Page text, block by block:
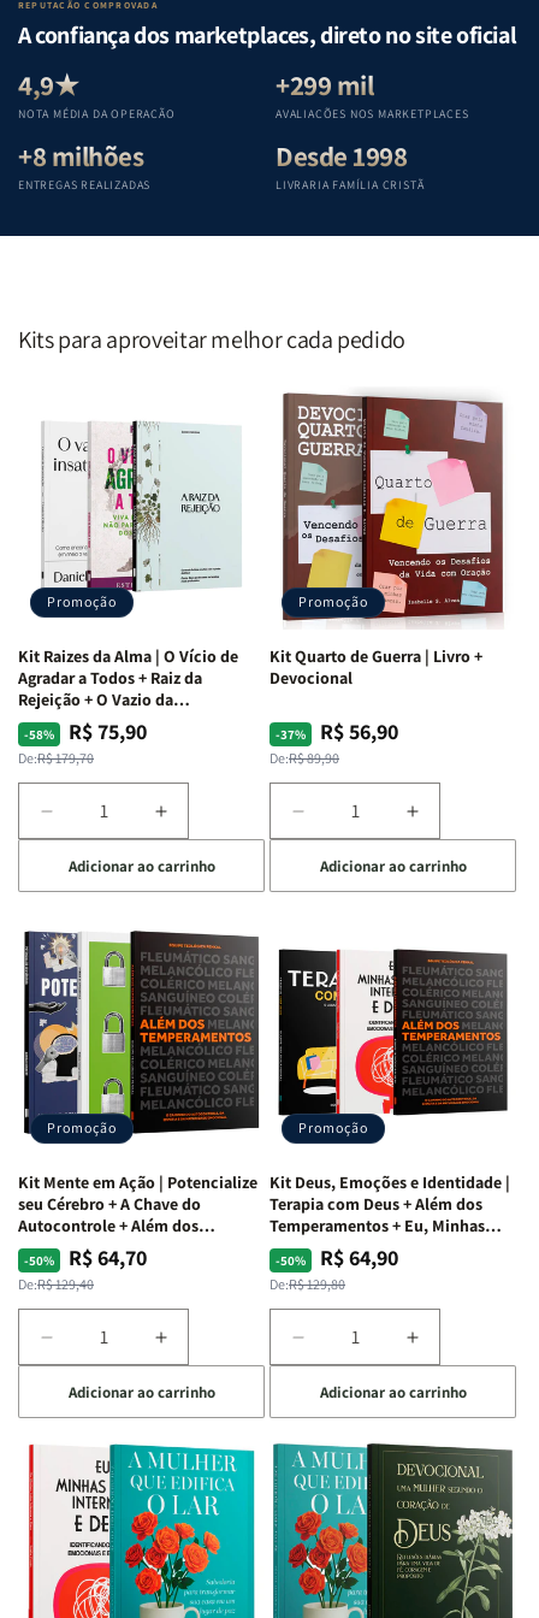
|
Equipe
Teológica
Penkal
|
Equipe
Penkal
|
Equipe
Teológica
Penkal
Equipe
REPUTAÇÃO COMPROVADA
A confiança dos marketplaces, direto no site oficial
4,9★
NOTA MÉDIA DA OPERAÇÃO
+299 mil
AVALIAÇÕES NOS MARKETPLACES
+8 milhões
ENTREGAS REALIZADAS
Desde 1998
LIVRARIA FAMÍLIA CRISTÃ
Kits para aproveitar melhor cada pedido
Promoção
Kit Raizes da Alma | O Vício de
Agradar a Todos + Raiz da
Rejeição + O Vazio da
Insatisfação.
-58%
Preço
normal
De:R$ 179,70
Preço
promocional
R$ 75,90
Diminuir
a
quantidade
de
Raizes
da
Alma
|
O
Vício
Agradar
a
Todos
+
Raiz
da
Rejeição
Insatisfação.
Aumentar
a
quantidade
de
Raizes
da
Alma
|
O
Vício
de
Agradar
Todos
+
Raiz
O
Insatisfação.
Adicionar ao carrinho
Promoção
Kit Quarto de Guerra | Livro +
Devocional
-37%
Preço
normal
De:R$ 89,90
Preço
promocional
R$ 56,90
Diminuir
a
quantidade
de
Quarto
de
Guerra
Livro
+
Devocional
Aumentar
a
quantidade
de
Quarto
de
Guerra
|
Livro
+
Devocional
Adicionar ao carrinho
Promoção
Kit Mente em Ação | Potencialize
seu Cérebro + A Chave do
Autocontrole + Além dos
Temperamentos
-50%
Preço
normal
De:R$ 129,40
Preço
promocional
R$ 64,70
Diminuir
a
quantidade
de
Mente
em
Ação
Potencialize
seu
Aumentar
a
quantidade
de
Kit
Mente
em
Ação
|
Potencialize
seu
Adicionar ao carrinho
Promoção
Kit Deus, Emoções e Identidade |
Terapia com Deus + Além dos
Temperamentos + Eu, Minhas
Feridas e Deus
-50%
Preço
normal
De:R$ 129,80
Preço
promocional
R$ 64,90
Diminuir
a
quantidade
de
Kit
Deus,
Emoções
e
Identidade
|
Terapia
Aumentar
a
quantidade
de
Kit
Deus,
Emoções
e
Identidade
|
Terapia
Adicionar ao carrinho